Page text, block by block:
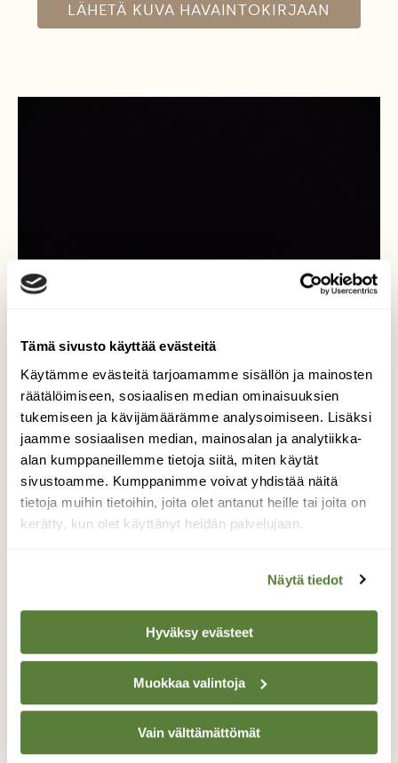
Tämä sivusto käyttää evästeitä
Käytämme evästeitä tarjoamamme sisällön ja mainosten
räätälöimiseen, sosiaalisen median ominaisuuksien
tukemiseen ja kävijämäärämme analysoimiseen. Lisäksi
jaamme sosiaalisen median, mainosalan ja analytiikka-
alan kumppaneillemme tietoja siitä, miten käytät
sivustoamme. Kumppanimme voivat yhdistää näitä
tietoja muihin tietoihin, joita olet antanut heille tai joita on
kerätty, kun olet käyttänyt heidän palvelujaan.
Näytä tiedot
Hyväksy evästeet
Muokkaa valintoja
Vain välttämättömät
LÄHETÄ KUVA HAVAINTOKIRJAAN
Pihlajaperhonen
PERHONEN OLI VÄÄRINPÄIN TIELLÄ.GOOGLE
LENS TUNNISTI VIRHEELLISESTI
PIHLAJAPERHOSEKSI SORRY.
Valokuvaaja: Jouni Roppola, Saarikoskentie Paavola
Siikajoki. 29.06 2026
TAKAISIN LISTAAN